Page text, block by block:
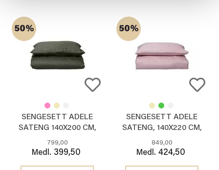
50%
SENGESETT ADELE
SATENG 140X200 CM,
GRØNN
799,00
Medl. 399,50
50%
SENGESETT ADELE
SATENG, 140X220 CM,
ROSA
849,00
Medl. 424,50